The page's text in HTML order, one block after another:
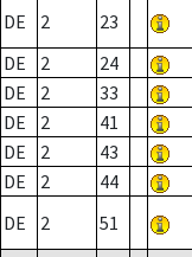
DE
2 23
DE
2 24
DE
2 33
DE
2 41
DE
2 43
DE
2 44
DE
2 51